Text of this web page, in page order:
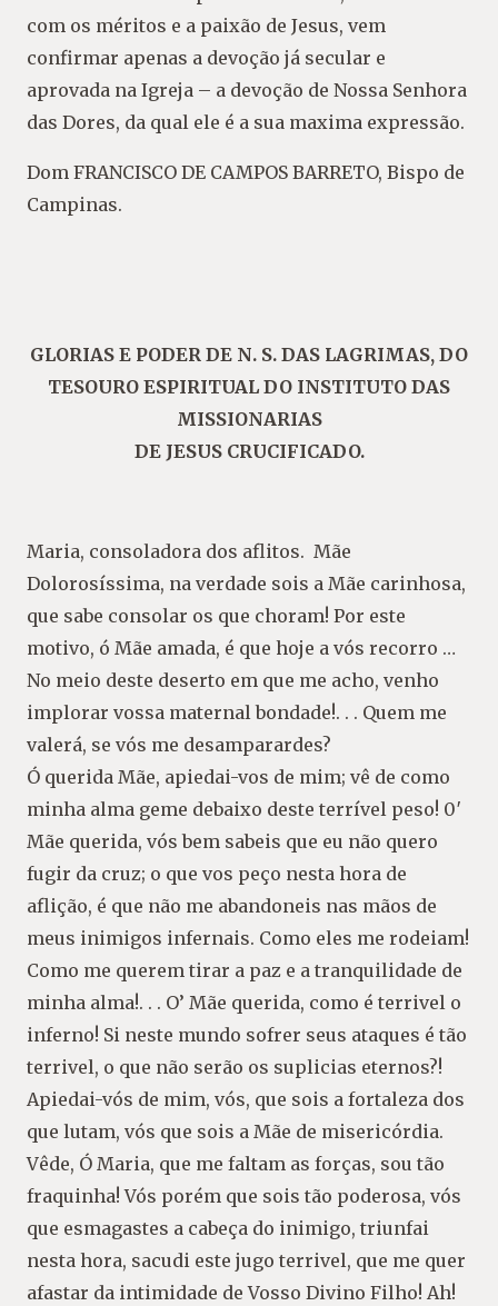
com os méritos e a paixão de Jesus, vem
confirmar apenas a devoção já secular e
aprovada na Igreja – a devoção de Nossa Senhora
das Dores, da qual ele é a sua maxima expressão.
Dom FRANCISCO DE CAMPOS BARRETO, Bispo de
Campinas.
GLORIAS E PODER DE N. S. DAS LAGRIMAS, DO
TESOURO ESPIRITUAL DO INSTITUTO DAS
MISSIONARIAS
DE JESUS CRUCIFICADO.
Maria, consoladora dos aflitos. Mãe
Dolorosíssima, na verdade sois a Mãe carinhosa,
que sabe consolar os que choram! Por este
motivo, ó Mãe amada, é que hoje a vós recorro …
No meio deste deserto em que me acho, venho
implorar vossa maternal bondade!. . . Quem me
valerá, se vós me desamparardes?
Ó querida Mãe, apiedai-vos de mim; vê de como
minha alma geme debaixo deste terrível peso! 0′
Mãe querida, vós bem sabeis que eu não quero
fugir da cruz; o que vos peço nesta hora de
aflição, é que não me abandoneis nas mãos de
meus inimigos infernais. Como eles me rodeiam!
Como me querem tirar a paz e a tranquilidade de
minha alma!. . . O’ Mãe querida, como é terrivel o
inferno! Si neste mundo sofrer seus ataques é tão
terrivel, o que não serão os suplicias eternos?!
Apiedai-vós de mim, vós, que sois a fortaleza dos
que lutam, vós que sois a Mãe de misericórdia.
Vêde, Ó Maria, que me faltam as forças, sou tão
fraquinha! Vós porém que sois tão poderosa, vós
que esmagastes a cabeça do inimigo, triunfai
nesta hora, sacudi este jugo terrivel, que me quer
afastar da intimidade de Vosso Divino Filho! Ah!